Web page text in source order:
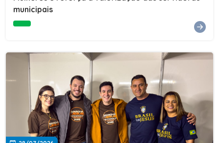
Cultura, Esporte e Lazer, Paulo Thomas, prestigiou os
compromisso da nossa gestão com a inclusão,
oferecendo a jovens e adultos a oportunidade de
concluir seus estudos e construir um futuro melhor.
Cada certificado entregue simboliza esforço,
determinação e a certeza de que investir em educação
é investir no desenvolvimento de Sete Barras."A
Prefeitura de Sete Barras também agradeceu ao SESI,
parceiro fundamental na retomada e ampliação da
Educação de Jovens e Adultos, aos professores, à
equipe da Secretaria Municipal de Educação e a todos
os profissionais que contribuíram para que esse
municipais